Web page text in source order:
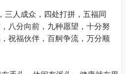
三人成众，四处打拼，五福同
八分向前，九种愿望，十分努
祝福伙伴，百舸争流，万分顺